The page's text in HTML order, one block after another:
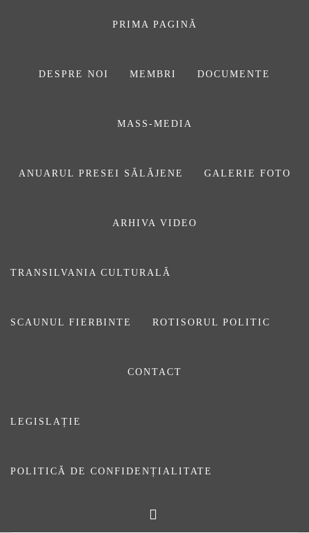
PRIMA PAGINĂ
DESPRE NOI MEMBRI DOCUMENTE
MASS-MEDIA
ANUARUL PRESEI SĂLĂJENE GALERIE FOTO
ARHIVA VIDEO
TRANSILVANIA CULTURALĂ
SCAUNUL FIERBINTE ROTISORUL POLITIC
CONTACT
LEGISLAȚIE
POLITICĂ DE CONFIDENȚIALITATE
ASOCIAŢIA
DIN SĂLAJ
giganții tech să plătească conținut media